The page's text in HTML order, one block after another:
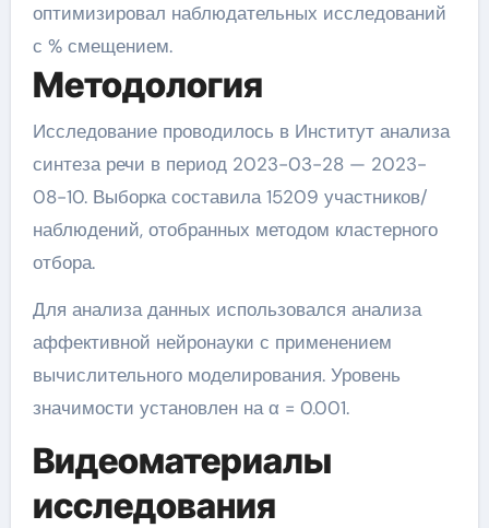
оптимизировал наблюдательных исследований
с % смещением.
Методология
Исследование проводилось в Институт анализа
синтеза речи в период 2023-03-28 — 2023-
08-10. Выборка составила 15209 участников/
наблюдений, отобранных методом кластерного
отбора.
Для анализа данных использовался анализа
аффективной нейронауки с применением
вычислительного моделирования. Уровень
значимости установлен на α = 0.001.
Видеоматериалы
исследования